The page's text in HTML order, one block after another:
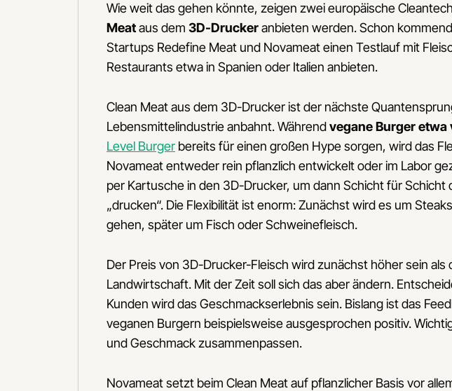
Wie weit das gehen könnte, zeigen zwei europäische
Meataus dem 3D-Druckeranbieten werden. Schon
Startups Redefine Meat und Novameat einen Testlauf mit
Restaurants etwa in Spanien oder Italien anbieten.
Clean Meat aus dem 3D-Drucker ist der nächste
Lebensmittelindustrie anbahnt. Währendvegane Burger etwa
Level Burger bereits für einen großen Hype sorgen, wird das
Novameat entweder rein pflanzlich entwickelt oder im Labor
per Kartusche in den 3D-Drucker, um dann Schicht für Schicht
„drucken“. Die Flexibilität ist enorm: Zunächst wird es um
gehen, später um Fisch oder Schweinefleisch.
Der Preis von 3D-Drucker-Fleisch wird zunächst höher sein als
Landwirtschaft. Mit der Zeit soll sich das aber ändern.
Kunden wird das Geschmackserlebnis sein. Bislang ist das
veganen Burgern beispielsweise ausgesprochen positiv.
und Geschmack zusammenpassen.
Novameat setzt beim Clean Meat auf pflanzlicher Basis vor